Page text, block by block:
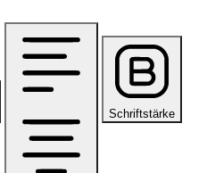
Schriftstärke